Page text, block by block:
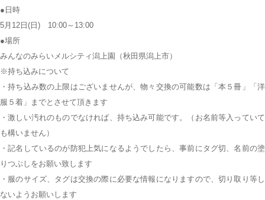
●日時
5月12日(日) 10:00～13:00
●場所
みんなのみらいメルシティ潟上園
（秋田県潟上市）
※持ち込みについて
・持ち込み数の上限はございませんが、物々交換の可能数は「本５冊」「洋
服５着」までとさせて頂きます
・激しい汚れのものでなければ、持ち込み可能です。（お名前等入っていて
も構いません）
・記名しているのが防犯上気になるようでしたら、事前にタグ切、名前の塗
りつぶしをお願い致します
・服のサイズ、タグは交換の際に必要な情報になりますので、切り取り等し
ないようお願いします